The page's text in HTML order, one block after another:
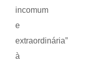
incomum
e
extraordinária”
à